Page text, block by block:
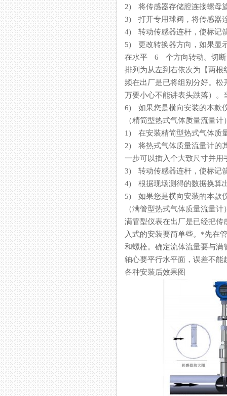
2) 将传感器存储腔连接螺母
3) 打开专用球阀，将传感
4) 转动传感器连杆，使标记
5) 更改转换器方向，如果显
在水平 6 个方向转动。切断
排列为从左到右依次为【两
频在出厂是已将组别分好
万要小心不能讲表头跌落）
6) 如果您是横向安装的本款仪
（精简型热式气体质量流量计
1) 在安装精简型热式气体质
2) 将热式气体质量流量计的其
一步可以插入个大致尺寸并用手
3) 转动传感器连杆，使标记
4) 根据现场测得的数据换算出在
5) 如果您是横向安装的本款仪
（满管型热式气体质量流量计
满管型仪表在出厂是已经把传
入式的安装要简单些。*
和螺栓。确定流体流量要与
轴心要平行水平面，误差不
各种安装后效果图